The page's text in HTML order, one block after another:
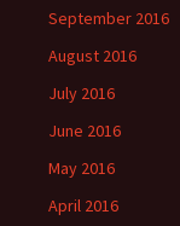
September 2016
August 2016
July 2016
June 2016
May 2016
April 2016